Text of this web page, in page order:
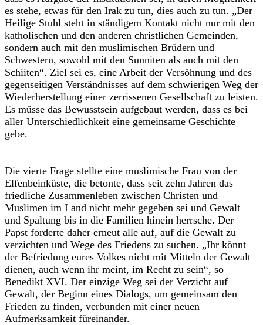
es stehe, etwas für den Irak zu tun, dies auch zu tun. „Der
Heilige Stuhl steht in ständigem Kontakt nicht nur mit den
katholischen und den anderen christlichen Gemeinden,
sondern auch mit den muslimischen Brüdern und
Schwestern, sowohl mit den Sunniten als auch mit den
Schiiten“. Ziel sei es, eine Arbeit der Versöhnung und des
gegenseitigen Verständnisses auf dem schwierigen Weg der
Wiederherstellung einer zerrissenen Gesellschaft zu leisten.
Es müsse das Bewusstsein aufgebaut werden, dass es bei
aller Unterschiedlichkeit eine gemeinsame Geschichte
gebe.
Die vierte Frage stellte eine muslimische Frau von der
Elfenbeinküste, die betonte, dass seit zehn Jahren das
friedliche Zusammenleben zwischen Christen und
Muslimen im Land nicht mehr gegeben sei und Gewalt
und Spaltung bis in die Familien hinein herrsche. Der
Papst forderte daher erneut alle auf, auf die Gewalt zu
verzichten und Wege des Friedens zu suchen. „Ihr könnt
der Befriedung eures Volkes nicht mit Mitteln der Gewalt
dienen, auch wenn ihr meint, im Recht zu sein“, so
Benedikt XVI. Der einzige Weg sei der Verzicht auf
Gewalt, der Beginn eines Dialogs, um gemeinsam den
Frieden zu finden, verbunden mit einer neuen
Aufmerksamkeit füreinander.